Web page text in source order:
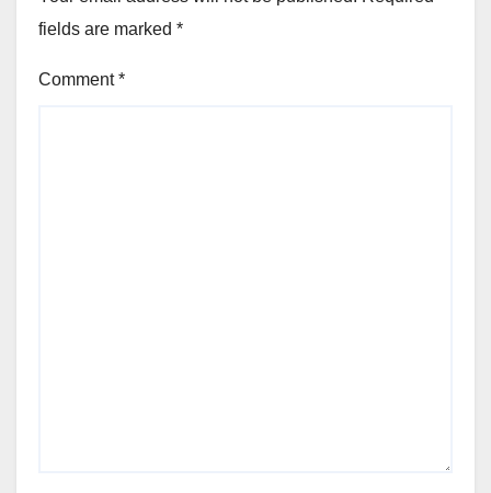
fields are marked *
Comment*